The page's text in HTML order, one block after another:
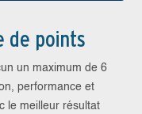
de points
un maximum de 6
performance et
le meilleur résultat